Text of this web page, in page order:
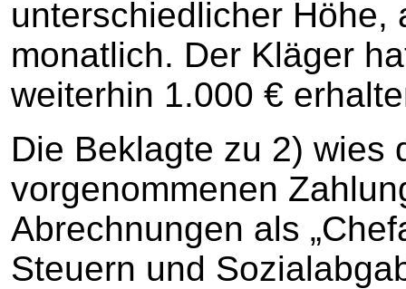
unterschiedlicher Höhe,
monatlich. Der Kläger
weiterhin 1.000 €
Die Beklagte zu 2) wies
vorgenommenen
Abrechnungen als
Steuern und